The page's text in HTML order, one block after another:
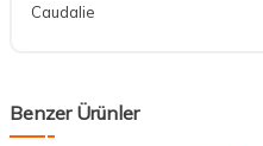
Caudalie
Benzer Ürünler